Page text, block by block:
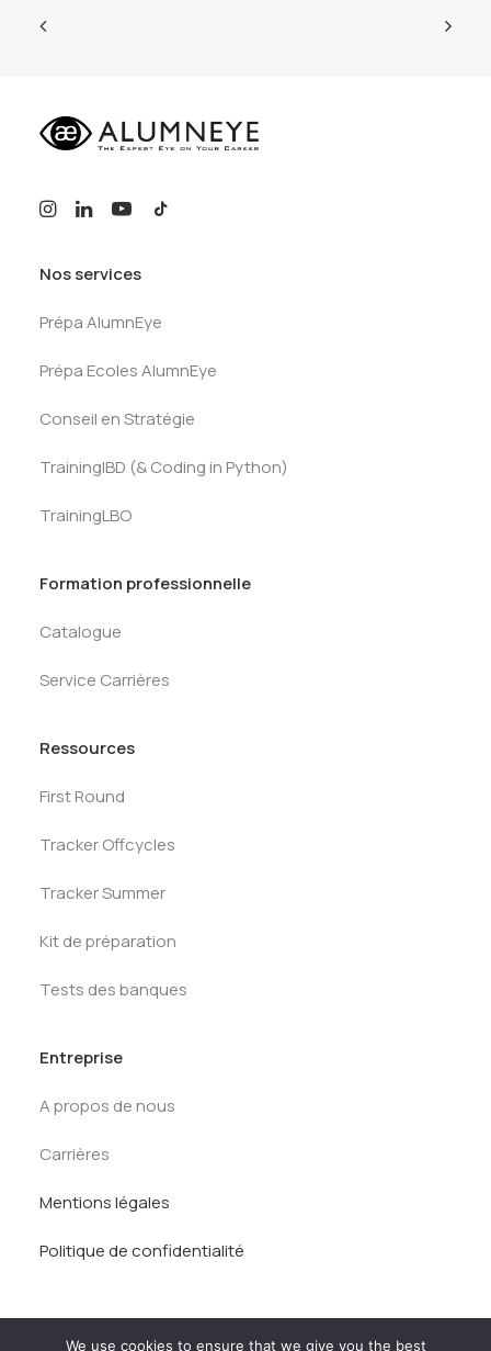
Nos services
Prépa AlumnEye
Prépa Ecoles AlumnEye
Conseil en Stratégie
TrainingIBD (& Coding in Python)
TrainingLBO
Formation professionnelle
Catalogue
Service Carrières
Ressources
First Round
Tracker Offcycles
Tracker Summer
Kit de préparation
Tests des banques
Entreprise
A propos de nous
Carrières
Mentions légales
Politique de confidentialité
We use cookies to ensure that we give you the best